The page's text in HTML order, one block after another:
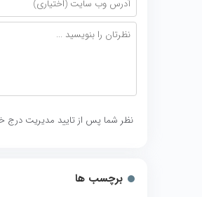
نظر شما پس از تایید مدیریت درج
برچسب ها